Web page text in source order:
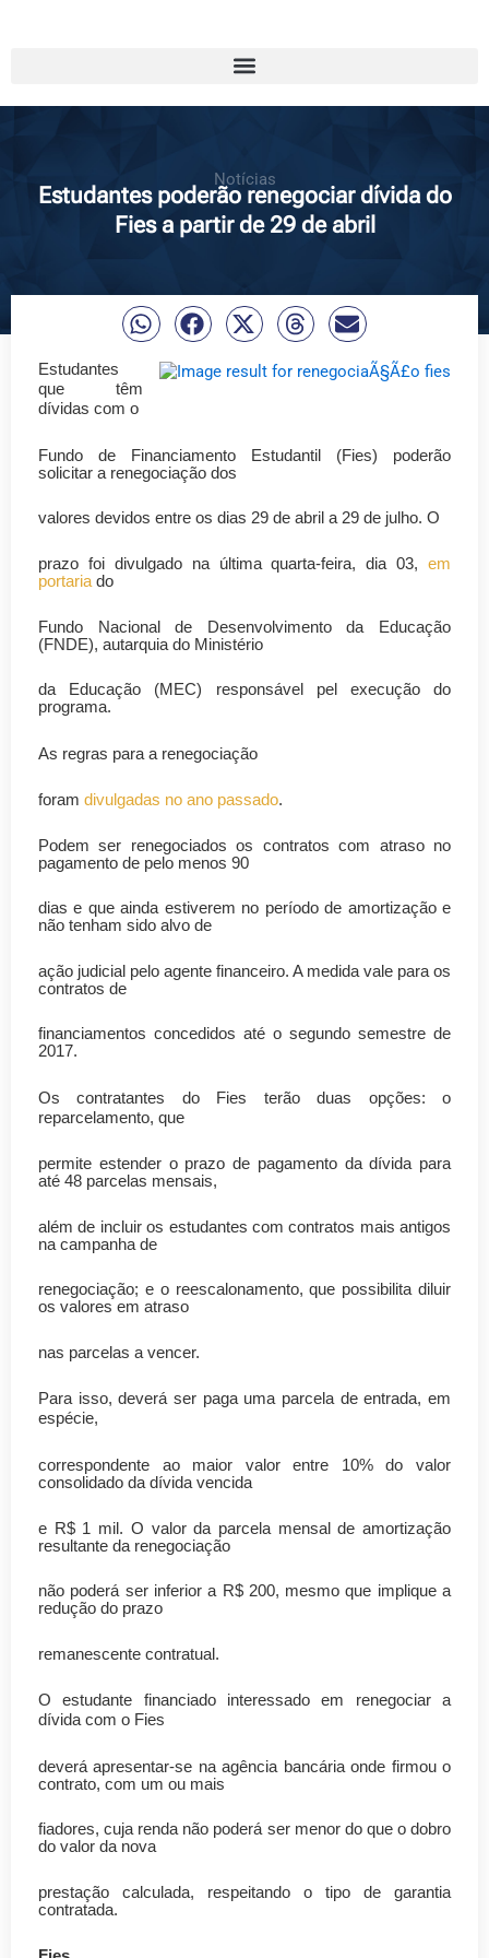
Notícias
Estudantes poderão renegociar dívida do
Fies a partir de 29 de abril
Estudantes
que têm
dívidas com o
Fundo de Financiamento Estudantil (Fies) poderão
solicitar a renegociação dos
valores devidos entre os dias 29 de abril a 29 de julho. O
prazo foi divulgado na última quarta-feira, dia 03, em
portaria do
Fundo Nacional de Desenvolvimento da Educação
(FNDE), autarquia do Ministério
da Educação (MEC) responsável pel execução do
programa.
As regras para a renegociação
foram divulgadas no ano passado.
Podem ser renegociados os contratos com atraso no
pagamento de pelo menos 90
dias e que ainda estiverem no período de amortização e
não tenham sido alvo de
ação judicial pelo agente financeiro. A medida vale para os
contratos de
financiamentos concedidos até o segundo semestre de
2017.
Os contratantes do Fies terão duas opções: o
reparcelamento, que
permite estender o prazo de pagamento da dívida para
até 48 parcelas mensais,
além de incluir os estudantes com contratos mais antigos
na campanha de
renegociação; e o reescalonamento, que possibilita diluir
os valores em atraso
nas parcelas a vencer.
Para isso, deverá ser paga uma parcela de entrada, em
espécie,
correspondente ao maior valor entre 10% do valor
consolidado da dívida vencida
e R$ 1 mil. O valor da parcela mensal de amortização
resultante da renegociação
não poderá ser inferior a R$ 200, mesmo que implique a
redução do prazo
remanescente contratual.
O estudante financiado interessado em renegociar a
dívida com o Fies
deverá apresentar-se na agência bancária onde firmou o
contrato, com um ou mais
fiadores, cuja renda não poderá ser menor do que o dobro
do valor da nova
prestação calculada, respeitando o tipo de garantia
contratada.